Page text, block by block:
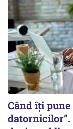
Când îți
datornicilor”.